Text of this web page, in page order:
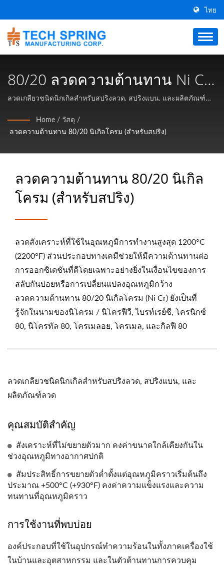
ไทย
80/20 ลวดความต้านทาน Ni Cr
(สำหรับสปริง) | ผู้ผลิตโลหะสปริง
เวฟและวงแหวนรัดมากกว่า 31
ปี | Tech Spring Manufacturing
Corp.
ลวดเกลียวชนิดนิกเกิลสำหรับสปริงลวด, สปริงแบน, และผลิตภัณฑ์
คุณภาพสูงในไต้หวัน มีการนำเสนอสปริงคลื่น, วงแหวนรัดและสปริง
แรงต้านที่มีคุณภาพดีและราคาเหมาะสม.
Home / วัสดุ /
ลวดความต้านทาน 80/20 นิเกิลโครม (สำหรับสปริง)
ลวดความต้านทาน 80/20 นิเกิล
โครม (สำหรับสปริง)
ลวดสังเคราะห์ที่ใช้ในอุณหภูมิการทำงานสูงสุด 1200°C
(2200°F) ส่วนประกอบทางเคมีช่วยให้มีความต้านทานต่อ
การออกซิเดชันที่ดีโดยเฉพาะอย่างยิ่งในเงื่อนไขของการ
สลับกันบ่อยหรือการเปลี่ยนแปลงอุณหภูมิกว้าง
ลวดความต้านทาน 80/20 นิเกิลโครม (Ni Cr) ยังเป็นที่
รู้จักในนามของนิโครม / นิโครฟีวี, ไบรท์เรย์ซี, โครนิกซ์
80, นิโครทัล 80, โครเมลอย, โครเมล, และกิลฟี 80
ลวดเกลียวชนิดนิกเกิลสำหรับสปริงลวด, สปริงแบน, และ
ผลิตภัณฑ์ลวด
คุณสมบัติสำคัญ
สังเคราะห์ที่ไม่ขยายตัวมาก คงค่าขนาดใกล้เคียงกันใน
ช่วงอุณหภูมิทางอากาศปกติ
สัมประสิทธิ์การขยายตัวต่ำตั้งแต่อุณหภูมิคราวเริ่มต้นถึง
ประมาณ +500°C (+930°F) คงค่าความแข็งแรงและความ
ทนทานที่อุณหภูมิคราว
การใช้งานที่พบบ่อย
องค์ประกอบที่ใช้ในอุปกรณ์ทำความร้อนในทั้งภาคเครื่องใช้
ในบ้านและอุตสาหกรรม และในตัวต้านทานการควบคุม